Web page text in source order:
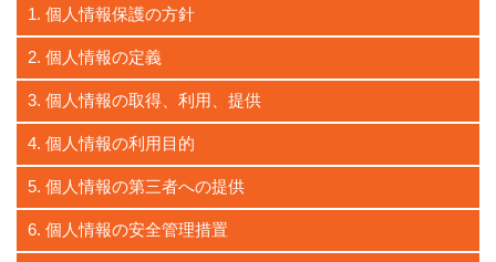
1. 個人情報保護の方針
2. 個人情報の定義
3. 個人情報の取得、利用、提供
4. 個人情報の利用目的
5. 個人情報の第三者への提供
6. 個人情報の安全管理措置